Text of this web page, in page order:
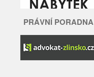
PRÁVNÍ PORADNA